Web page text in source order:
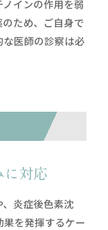
インの作用を弱
ため、ご自身で
医師の診察は必
対応
炎症後色素沈
を発揮するケー